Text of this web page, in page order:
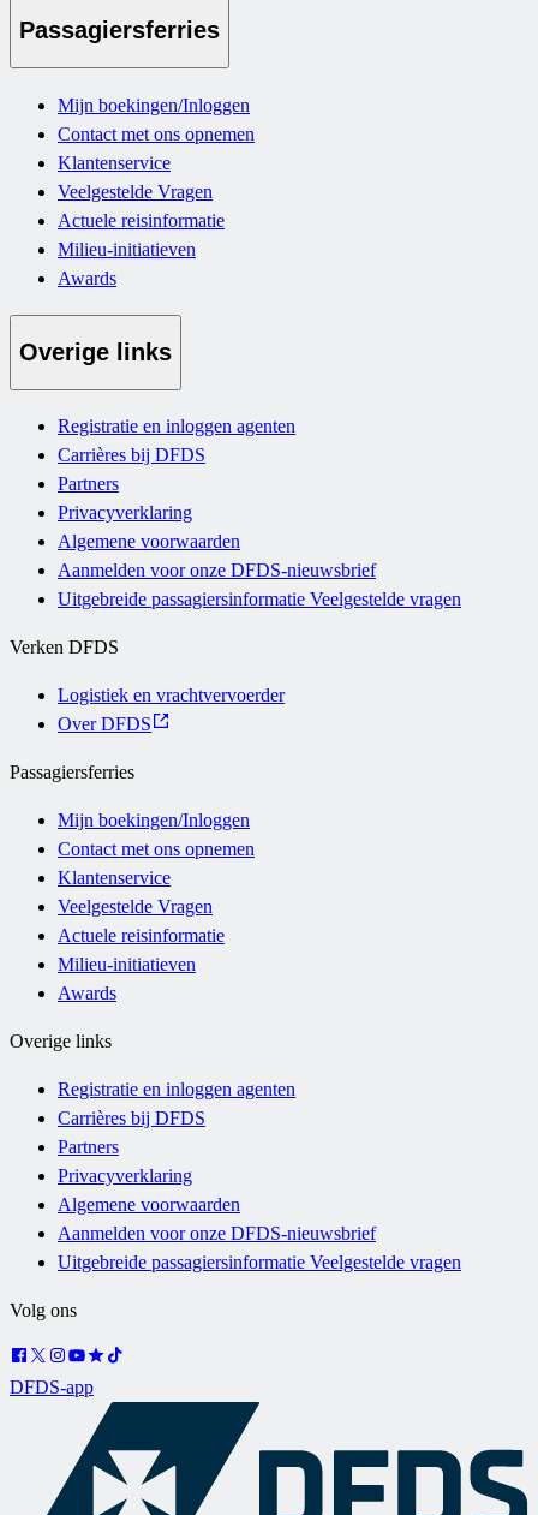
Passagiersferries
Mijn boekingen/Inloggen
Contact met ons opnemen
Klantenservice
Veelgestelde Vragen
Actuele reisinformatie
Milieu-initiatieven
Awards
Overige links
Registratie en inloggen agenten
Carrières bij DFDS
Partners
Privacyverklaring
Algemene voorwaarden
Aanmelden voor onze DFDS-nieuwsbrief
Uitgebreide passagiersinformatie Veelgestelde vragen
Verken DFDS
Logistiek en vrachtvervoerder
Over DFDS
Passagiersferries
Mijn boekingen/Inloggen
Contact met ons opnemen
Klantenservice
Veelgestelde Vragen
Actuele reisinformatie
Milieu-initiatieven
Awards
Overige links
Registratie en inloggen agenten
Carrières bij DFDS
Partners
Privacyverklaring
Algemene voorwaarden
Aanmelden voor onze DFDS-nieuwsbrief
Uitgebreide passagiersinformatie Veelgestelde vragen
Volg ons
DFDS-app